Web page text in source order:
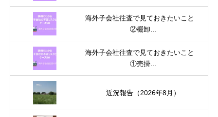
海外子会社往査で見ておきたいこと
②棚卸...
海外子会社往査で見ておきたいこと
①売掛...
近況報告（2026年8月）